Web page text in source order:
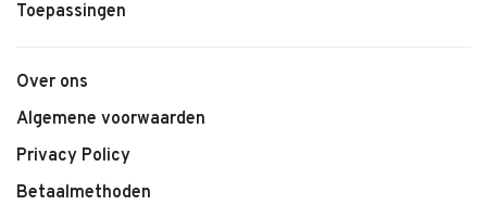
Toepassingen
Over ons
Algemene voorwaarden
Privacy Policy
Betaalmethoden